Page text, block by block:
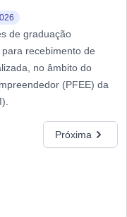
de graduação
recebimento de
no âmbito do
(PFEE) da
Próxima